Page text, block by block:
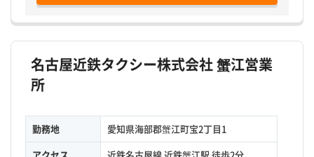
名古屋近鉄タクシー株式会社 蟹江営業
所
勤務地
愛知県海部郡蟹江町宝2丁目1